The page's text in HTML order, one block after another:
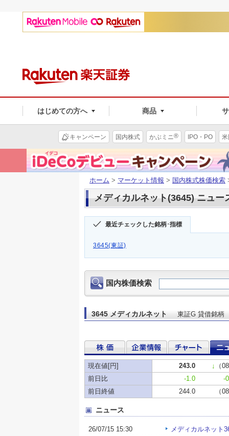
はじめての方へ 商品
キャンペーン 国内株式 かぶミニ® IPO・PO
ホーム > マーケット情報 > 国内株式株価検索
メディカルネット(3645) ニュー
最近チェックした銘柄･指標
3645(東証)